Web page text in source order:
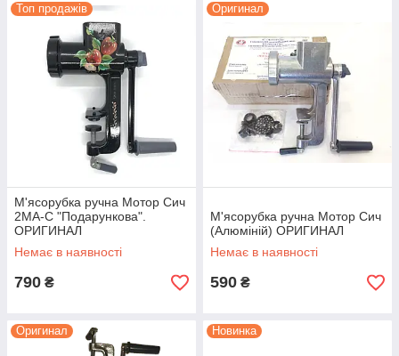
Топ продажів
М'ясорубка ручна Мотор Сич
2МА-С "Подарункова".
ОРИГИНАЛ
Немає в наявності
790 ₴
Оригинал
М'ясорубка ручна Мотор Сич
(Алюміній) ОРИГИНАЛ
Немає в наявності
590 ₴
Оригинал Новинка